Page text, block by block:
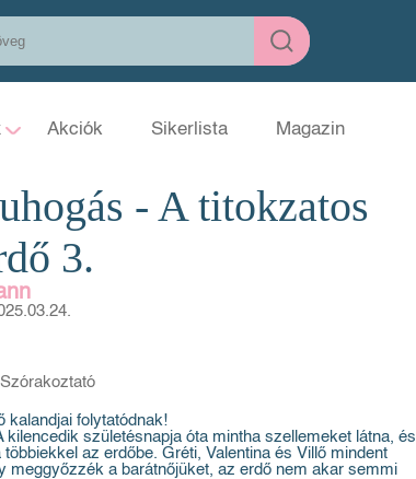
Akciók Sikerlista Magazin
- A titokzatos
3.
Szórakoztató
kalandjai folytatódnak!
kilencedik születésnapja óta mintha szellemeket látna, és
az erdőbe. Gréti, Valentina és Villő mindent
meggyőzzék a barátnőjüket, az erdő nem akar semmi